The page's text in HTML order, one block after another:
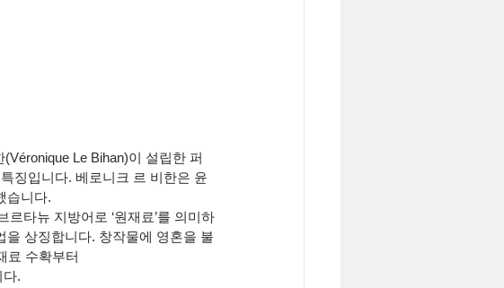
Le Bihan)이 설립한 퍼
징입니다. 베로니크 르 비한은 윤
습니다.
타뉴 지방어로 ‘원재료’를 의미하
상징합니다. 창작물에 영혼을 불
료 수확부터
다.